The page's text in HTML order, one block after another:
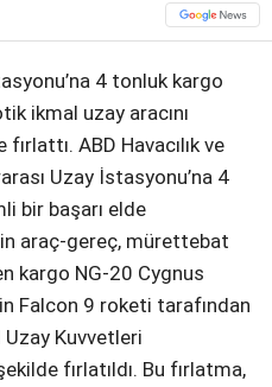
Instagram
Youtube
4 tonluk kargo
ikmal uzay aracını
ABD Havacılık ve
Uzay İstasyonu’na 4
bir başarı elde
araç-gereç, mürettebat
kargo NG-20 Cygnus
Falcon 9 roketi tarafından
Uzay Kuvvetleri
fırlatıldı. Bu fırlatma,